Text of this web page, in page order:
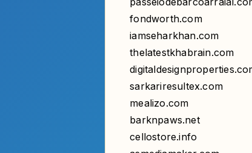
iamseharkhan.com
thelatestkhabrain.com
digitaldesignproperties.com
sarkariresultex.com
mealizo.com
barknpaws.net
cellostore.info
asmediamaker.com
globalthoughtonline.com